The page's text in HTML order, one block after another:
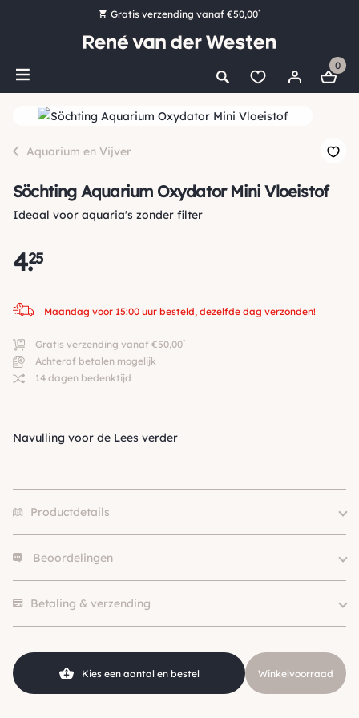
Gratis verzending vanaf €50,00*
Bestel nu, betaal later met Klarna
Ruim 16.000 artikelen op voorraad
0
Aquarium en Vijver
Söchting Aquarium Oxydator Mini Vloeistof
Ideaal voor aquaria's zonder filter
4.
25
Maandag voor 15:00 uur besteld, dezelfde dag verzonden!
Gratis verzending vanaf €50,00*
Achteraf betalen mogelijk
14 dagen bedenktijd
Navulling voor de Lees verder
Productdetails
Beoordelingen
Betaling & verzending
Kies een aantal en bestel Winkelvoorraad